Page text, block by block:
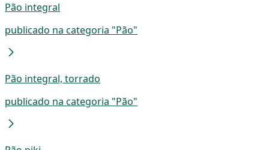
Pão integral
publicado na categoria "Pão"
Pão integral, torrado
publicado na categoria "Pão"